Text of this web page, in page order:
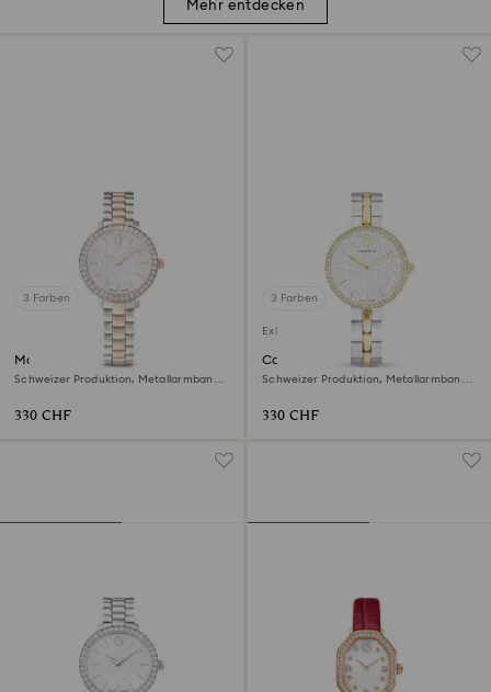
Mehr entdecken
3 Farben
Matrix 3-link Uhr
Schweizer Produktion, Metallarmband,
330 CHF
3 Farben
Exklusiv online
Cosmopolitan Uhr
Schweizer Produktion, Metallarmband,
330 CHF